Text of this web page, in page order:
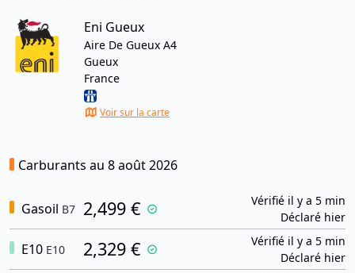
Eni Gueux
Aire De Gueux A4
Gueux
France
Voir sur la carte
Carburants au 8 août 2026
Gasoil B7 2,499 €
Vérifié il y a 5 min
Déclaré hier
E10 E10 2,329 €
Vérifié il y a 5 min
Déclaré hier